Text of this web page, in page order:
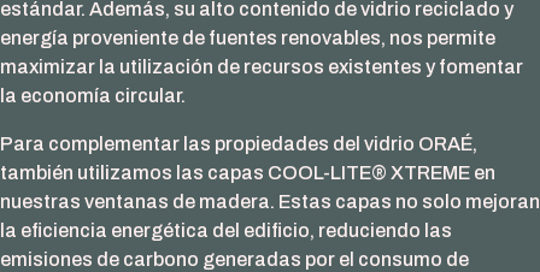
estándar. Además, su alto contenido de vidrio reciclado y
energía proveniente de fuentes renovables, nos permite
maximizar la utilización de recursos existentes y fomentar
la economía circular.
Para complementar las propiedades del vidrio ORAÉ,
también utilizamos las capas COOL-LITE® XTREME en
nuestras ventanas de madera. Estas capas no solo mejoran
la eficiencia energética del edificio, reduciendo las
emisiones de carbono generadas por el consumo de